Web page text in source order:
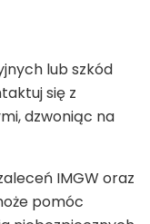
lub szkód
się z
dzwoniąc na
IMGW oraz
pomóc